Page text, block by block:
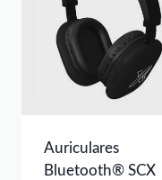
Auriculares
Bluetooth® SCX